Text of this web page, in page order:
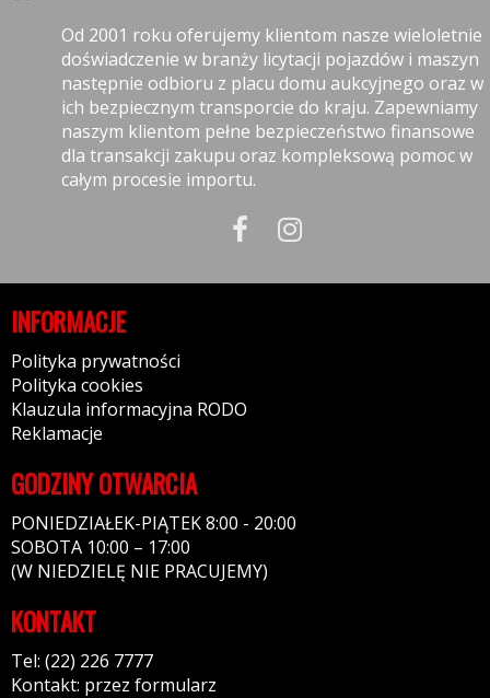
Od 2001 roku oferujemy klientom nasze wieloletnie
doświadczenie w branży licytacji pojazdów i maszyn
następnie odbioru z placu domu aukcyjnego oraz w
ich bezpiecznym transporcie do kraju. Zapewniamy
naszym klientom pełne bezpieczeństwo finansowe
dla transakcji zakupu oraz kompleksową pomoc w
całym procesie importu.
INFORMACJE
Polityka prywatności
Polityka cookies
Klauzula informacyjna RODO
Reklamacje
GODZINY OTWARCIA
PONIEDZIAŁEK-PIĄTEK 8:00 - 20:00
SOBOTA 10:00 – 17:00
(W NIEDZIELĘ NIE PRACUJEMY)
KONTAKT
Tel: (22) 226 7777
Kontakt: przez formularz